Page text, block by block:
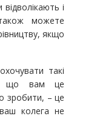
і
можете
якщо
такі
що вам це
зробити, – це
колега не